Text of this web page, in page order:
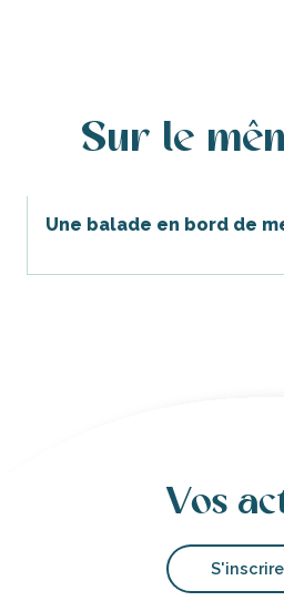
Sur le
Une balade en bord de
Vos